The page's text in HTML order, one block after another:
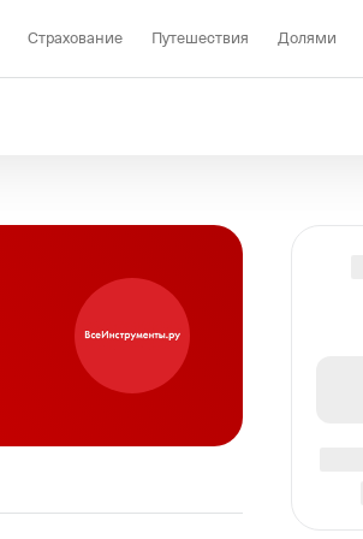
Страхование Путешествия Долями